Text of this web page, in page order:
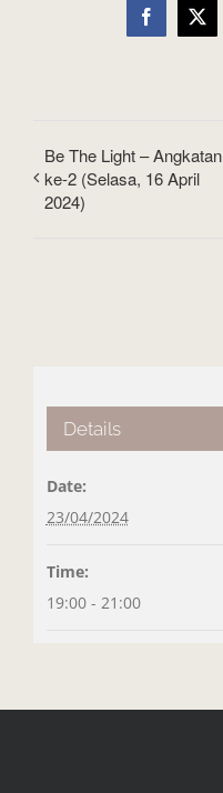
Facebook
X
Be The Light – Angkatan
ke-2 (Selasa, 16 April
2024)
Details
Date:
23/04/2024
Time:
19:00 - 21:00